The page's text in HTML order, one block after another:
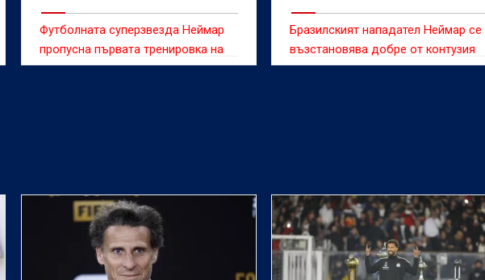
Футболната суперзвезда Неймар
пропусна първата тренировка на
националния отбор на Бразилия
Бразилският нападател Неймар се
възстановява добре от контузия
на прасеца и дори може да бъде